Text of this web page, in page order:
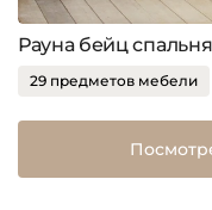
Рауна бейц спальня
29 предметов мебели